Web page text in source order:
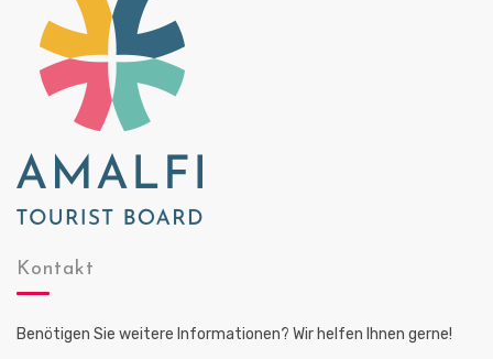
Kontakt
Benötigen Sie weitere Informationen? Wir helfen Ihnen gerne!